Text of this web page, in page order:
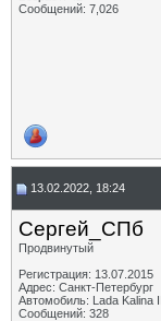
Сообщений: 7,026
13.02.2022, 18:24
Сергей_СПб
Продвинутый
Регистрация: 13.07.2015
Адрес: Санкт-Петербург
Автомобиль: Lada Kalina II
Сообщений: 328